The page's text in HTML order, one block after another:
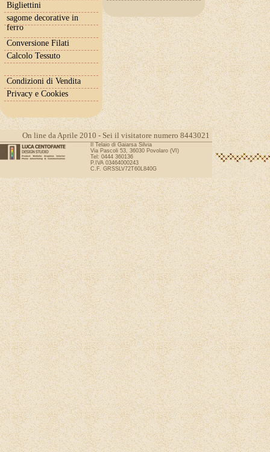
Bigliettini
sagome decorative in
ferro
Conversione Filati
Calcolo Tessuto
Condizioni di Vendita
Privacy e Cookies
On line da Aprile 2010 - Sei il visitatore numero 8443021
Il Telaio di Gaiarsa Silvia
Via Pascoli 53, 36030 Povolaro (VI)
Tel: 0444 360136
P.IVA 03464000243
C.F. GRSSLV72T60L840G